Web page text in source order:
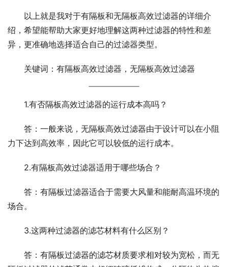
以上就是我对于有隔板和无隔板高效过滤器的详细介
绍，希望能帮助大家更好地理解这两种过滤器的特性和差
异，更准确地选择适合自己的过滤器类型。
关键词：有隔板高效过滤器，无隔板高效过滤器
1.有否隔板高效过滤器的运行成本高吗？
答：一般来说，无隔板高效过滤器由于设计可以在小阻
力下达到高效率，因此它可以较低的运行成本。
2.有隔板高效过滤器适用于哪些场合？
答：有隔板过滤器适合于需要大风量和能耐高温环境的
场合。
3.这两种过滤器的滤芯材料有什么区别？
答：有隔板过滤器的滤芯材质要求相对较为宽松，而无